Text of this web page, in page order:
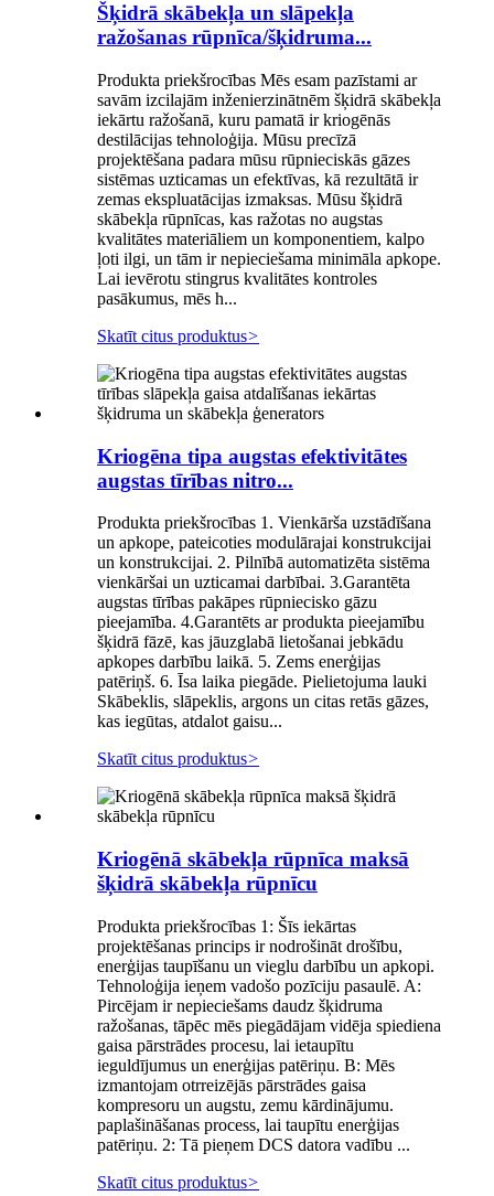
Šķidrā skābekļa un slāpekļa
ražošanas rūpnīca/šķidruma...
Produkta priekšrocības Mēs esam pazīstami ar
savām izcilajām inženierzinātnēm šķidrā skābekļa
iekārtu ražošanā, kuru pamatā ir kriogēnās
destilācijas tehnoloģija. Mūsu precīzā
projektēšana padara mūsu rūpnieciskās gāzes
sistēmas uzticamas un efektīvas, kā rezultātā ir
zemas ekspluatācijas izmaksas. Mūsu šķidrā
skābekļa rūpnīcas, kas ražotas no augstas
kvalitātes materiāliem un komponentiem, kalpo
ļoti ilgi, un tām ir nepieciešama minimāla apkope.
Lai ievērotu stingrus kvalitātes kontroles
pasākumus, mēs h...
Skatīt citus produktus>
Kriogēna tipa augstas efektivitātes
augstas tīrības nitro...
Produkta priekšrocības 1. Vienkārša uzstādīšana
un apkope, pateicoties modulārajai konstrukcijai
un konstrukcijai. 2. Pilnībā automatizēta sistēma
vienkāršai un uzticamai darbībai. 3.Garantēta
augstas tīrības pakāpes rūpniecisko gāzu
pieejamība. 4.Garantēts ar produkta pieejamību
šķidrā fāzē, kas jāuzglabā lietošanai jebkādu
apkopes darbību laikā. 5. Zems enerģijas
patēriņš. 6. Īsa laika piegāde. Pielietojuma lauki
Skābeklis, slāpeklis, argons un citas retās gāzes,
kas iegūtas, atdalot gaisu...
Skatīt citus produktus>
Kriogēnā skābekļa rūpnīca maksā
šķidrā skābekļa rūpnīcu
Produkta priekšrocības 1: Šīs iekārtas
projektēšanas princips ir nodrošināt drošību,
enerģijas taupīšanu un vieglu darbību un apkopi.
Tehnoloģija ieņem vadošo pozīciju pasaulē. A:
Pircējam ir nepieciešams daudz šķidruma
ražošanas, tāpēc mēs piegādājam vidēja spiediena
gaisa pārstrādes procesu, lai ietaupītu
ieguldījumus un enerģijas patēriņu. B: Mēs
izmantojam otrreizējās pārstrādes gaisa
kompresoru un augstu, zemu kārdinājumu.
paplašināšanas process, lai taupītu enerģijas
patēriņu. 2: Tā pieņem DCS datora vadību ...
Skatīt citus produktus>